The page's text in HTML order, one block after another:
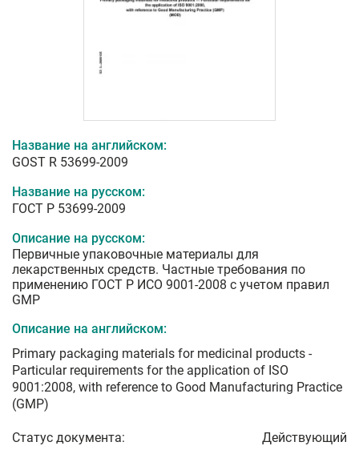
Название на английском:
GOST R 53699-2009
Название на русском:
ГОСТ Р 53699-2009
Описание на русском:
Первичные упаковочные материалы для
лекарственных средств. Частные требования по
применению ГОСТ Р ИСО 9001-2008 с учетом правил
GMP
Описание на английском:
Primary packaging materials for medicinal products -
Particular requirements for the application of ISO
9001:2008, with reference to Good Manufacturing Practice
(GMP)
Статус документа: Действующий